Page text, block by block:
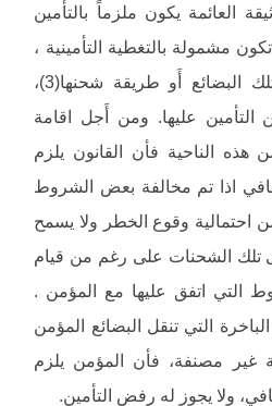
العائمة يكون ملزماً بالتأمين
مشمولة بالتغطية التأمينية ،
بغض النظر عن طبيعة تلك البضائع أَو طريقة شحنها(3)،
التأمين عليها. ومن أَجل اقامة
هذه الناحية فأن القانون يلزم
اذا تم مخالفة بعض الشروط
احتمالية وقوع الخطر ولا يسمح
تلك الشحنات على رغم من قيام
التي اتفق عليها مع المؤمن .
التي تنقل البضائع المؤمن
غير مصنفة، فأن المؤمن يلزم
ولا يجوز له رفض التأمين.